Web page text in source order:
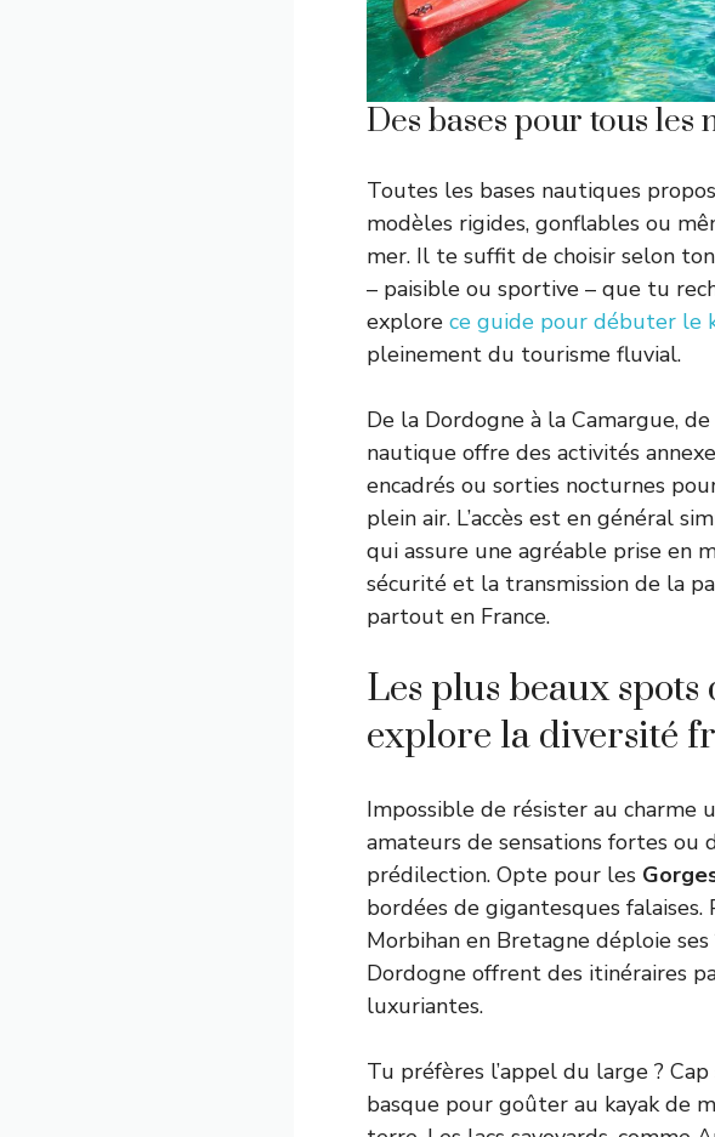
Des bases pour tous les
Toutes les bases nautiques
modèles rigides, gonflables ou
mer. Il te suffit de choisir selon
– paisible ou sportive – que tu
explore ce guide pour débuter le
pleinement du tourisme fluvial.
De la Dordogne à la Camargue,
nautique offre des activités
encadrés ou sorties nocturnes
plein air. L’accès est en général
qui assure une agréable prise en
sécurité et la transmission de la
partout en France.
Les plus beaux
explore la diversité
Impossible de résister au charme
amateurs de sensations fortes ou
prédilection. Opte pour les
bordées de gigantesques
Morbihan en Bretagne déploie
Dordogne offrent des itinéraires
luxuriantes.
Tu préfères l’appel du large ?
basque pour goûter au kayak de